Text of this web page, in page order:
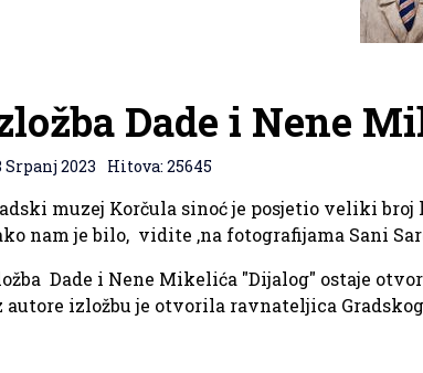
Dade i Nene
Srpanj 2023 Hitova: 25645
muzej Korčula sinoć je posjetio veliki
nam je bilo, vidite ,na fotografijama Sani
Dade i Nene Mikelića "Dijalog" ostaje
autore izložbu je otvorila ravnateljica